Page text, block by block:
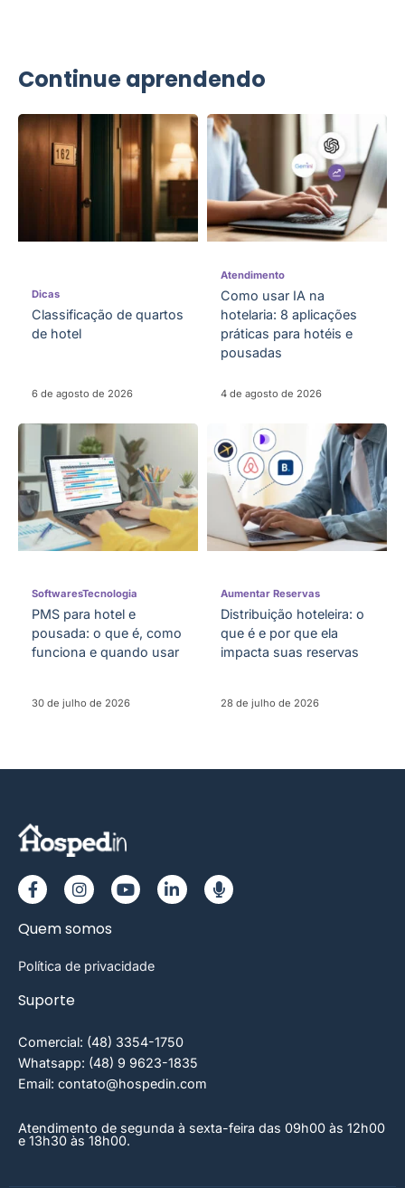
Continue aprendendo
Dicas
Classificação de quartos
de hotel
6 de agosto de 2026
Atendimento
Como usar IA na
hotelaria: 8 aplicações
práticas para hotéis e
pousadas
4 de agosto de 2026
SoftwaresTecnologia
PMS para hotel e
pousada: o que é, como
funciona e quando usar
30 de julho de 2026
Aumentar Reservas
Distribuição hoteleira: o
que é e por que ela
impacta suas reservas
28 de julho de 2026
Quem somos
Política de privacidade
Suporte
Comercial: (48) 3354-1750
Whatsapp: (48) 9 9623-1835
Email: contato@hospedin.com
Atendimento de segunda à sexta-feira das 09h00 às 12h00
e 13h30 às 18h00.